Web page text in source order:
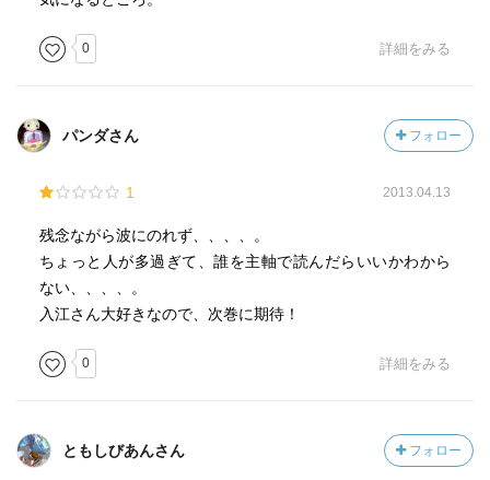
0 詳細をみる
パンダさん フォロー
1 2013.04.13
残念ながら波にのれず、、、、。
ちょっと人が多過ぎて、誰を主軸で読んだらいいかわから
ない、、、、。
入江さん大好きなので、次巻に期待！
0 詳細をみる
ともしびあんさん フォロー